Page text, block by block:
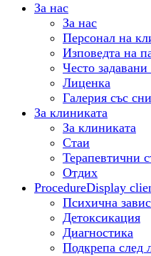
За нас
За нас
Персонал на
Изповедта на
Често
Лиценка
Галерия със
За клиниката
За клиниката
Стаи
Терапевтични
Отдих
ProcedureDisplay
Психична
Детоксикация
Диагностика
Подкрепа след